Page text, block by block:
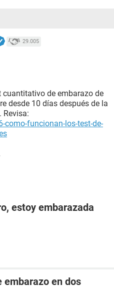
29.005
cuantitativo de embarazo de
desde 10 días después de la
Revisa:
funcionan-los-test-de-
estoy embarazada
embarazo en dos